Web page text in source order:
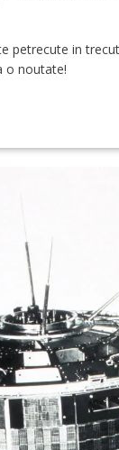
petrecute in
o noutate!